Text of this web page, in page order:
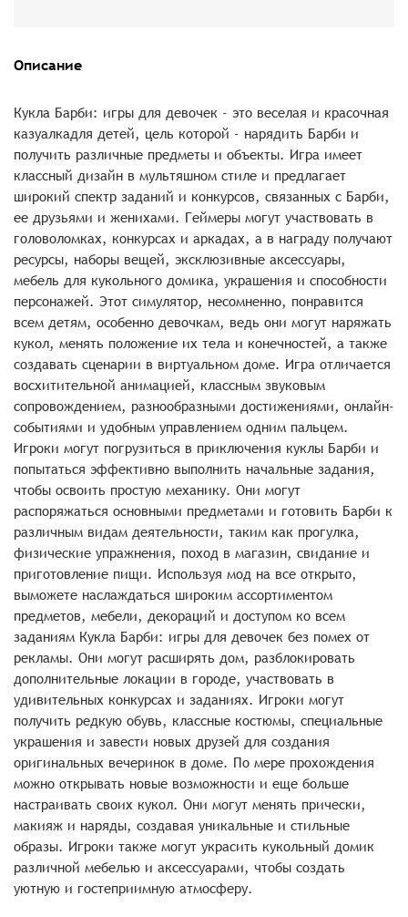
Описание
Кукла Барби: игры для девочек - это веселая и красочная
казуалкадля детей, цель которой - нарядить Барби и
получить различные предметы и объекты. Игра имеет
классный дизайн в мультяшном стиле и предлагает
широкий спектр заданий и конкурсов, связанных с Барби,
ее друзьями и женихами. Геймеры могут участвовать в
головоломках, конкурсах и аркадах, а в награду получают
ресурсы, наборы вещей, эксклюзивные аксессуары,
мебель для кукольного домика, украшения и способности
персонажей. Этот симулятор, несомненно, понравится
всем детям, особенно девочкам, ведь они могут наряжать
кукол, менять положение их тела и конечностей, а также
создавать сценарии в виртуальном доме. Игра отличается
восхитительной анимацией, классным звуковым
сопровождением, разнообразными достижениями, онлайн-
событиями и удобным управлением одним пальцем.
Игроки могут погрузиться в приключения куклы Барби и
попытаться эффективно выполнить начальные задания,
чтобы освоить простую механику. Они могут
распоряжаться основными предметами и готовить Барби к
различным видам деятельности, таким как прогулка,
физические упражнения, поход в магазин, свидание и
приготовление пищи. Используя мод на все открыто,
выможете наслаждаться широким ассортиментом
предметов, мебели, декораций и доступом ко всем
заданиям Кукла Барби: игры для девочек без помех от
рекламы. Они могут расширять дом, разблокировать
дополнительные локации в городе, участвовать в
удивительных конкурсах и заданиях. Игроки могут
получить редкую обувь, классные костюмы, специальные
украшения и завести новых друзей для создания
оригинальных вечеринок в доме. По мере прохождения
можно открывать новые возможности и еще больше
настраивать своих кукол. Они могут менять прически,
макияж и наряды, создавая уникальные и стильные
образы. Игроки также могут украсить кукольный домик
различной мебелью и аксессуарами, чтобы создать
уютную и гостеприимную атмосферу.